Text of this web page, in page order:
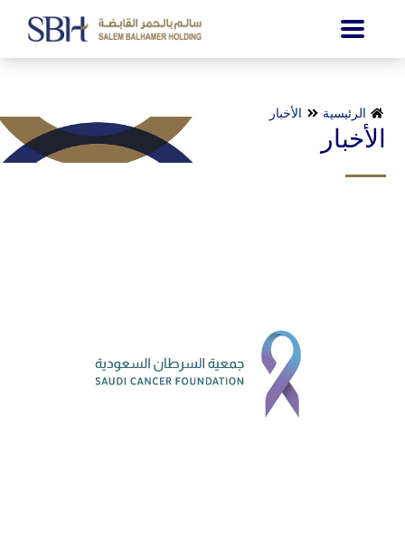
الرئيسية الأخبار
الأخبار